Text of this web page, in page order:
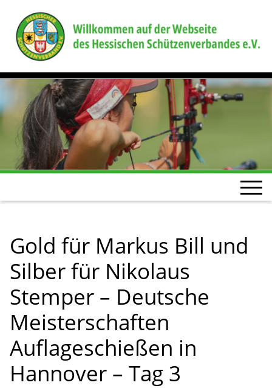
Gold für Markus Bill und
Silber für Nikolaus
Stemper – Deutsche
Meisterschaften
Auflageschießen in
Hannover – Tag 3